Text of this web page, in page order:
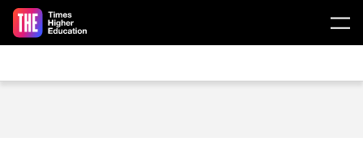
Skip to main content